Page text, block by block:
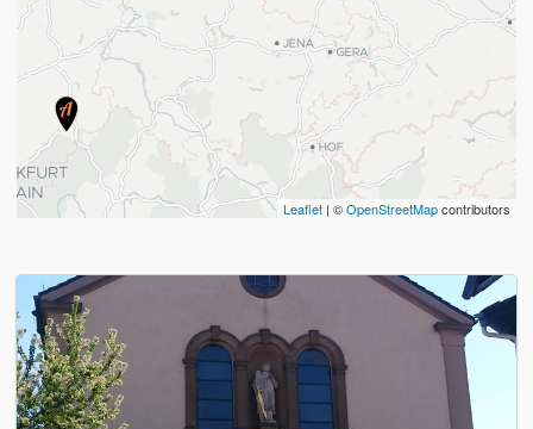
Leaflet | ©OpenStreetMapcontributors